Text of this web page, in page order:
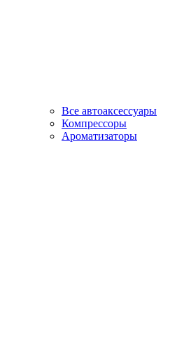
Все автоаксессуары
Компрессоры
Ароматизаторы